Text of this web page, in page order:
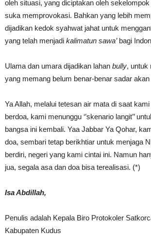
oleh situasi, yang diciptakan oleh
suka memprovokasi. Bahkan yang lebih
dijadikan kedok syahwat jahat untuk
yang telah menjadi kalimatun sawa’bagi
Ulama dan umara dijadikan lahan bully, untuk
yang memang belum benar-benar sadar
Ya Allah, melalui tetesan air mata di saat
berdoa, kami menunggu ‘’skenario langit’’
bangsa ini kembali. Yaa Jabbar Ya Qohar,
doa, sembari tetap berikhtiar untuk menjaga
berdiri, negeri yang kami cintai ini. Namun
jua, segala asa dan doa bisa terealisasi. (*)
Isa Abdillah,
Penulis adalah Kepala Biro Protokoler
Kabupaten Kudus